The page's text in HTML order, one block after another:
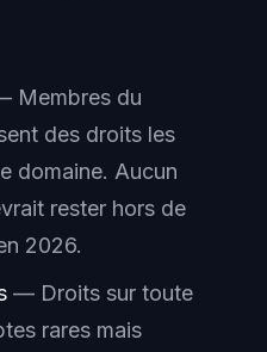
Membres du
des droits les
domaine. Aucun
rester hors de
2026.
— Droits sur toute
rares mais